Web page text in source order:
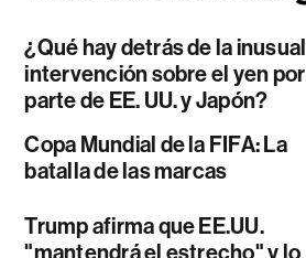
¿Qué hay detrás de la inusual
intervención sobre el yen por
parte de EE. UU. y Japón?
Copa Mundial de la FIFA: La
batalla de las marcas
Trump afirma que EE.UU.
"mantendrá el estrecho" y lo